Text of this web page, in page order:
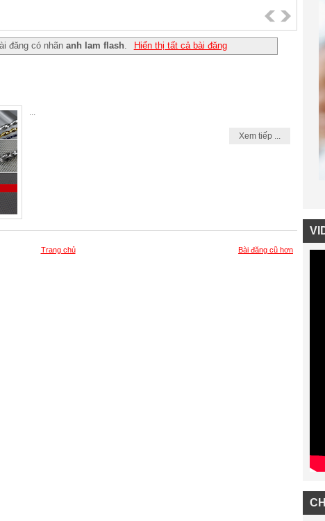
có thể thực sự đúng nghĩa là “khó gia công”. .
đăng có nhãnanh lam flash Hiển thị tất cả bài đăng
...
Xem tiếp ...
Bài đăng cũ hơn
Trang chủ